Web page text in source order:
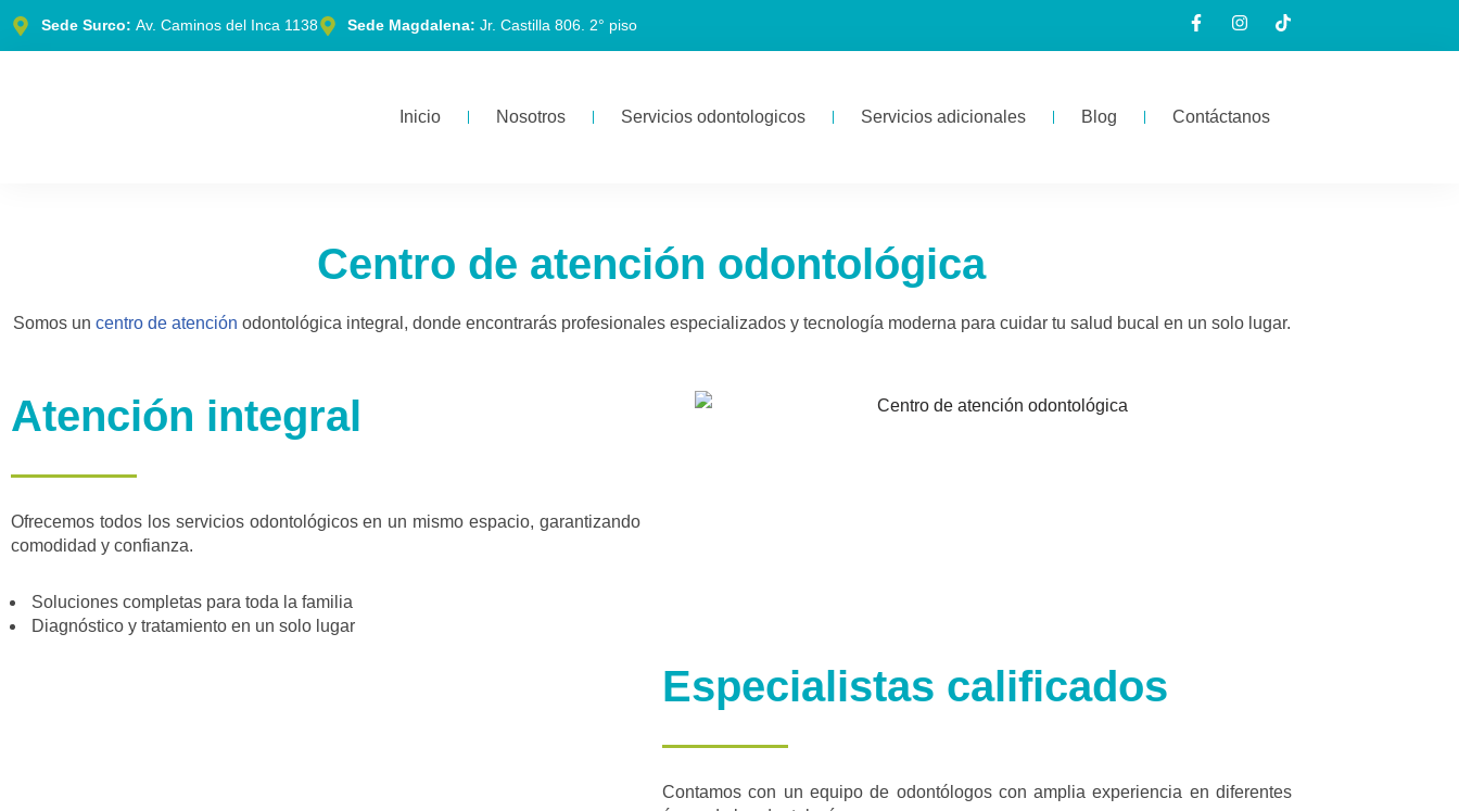
Sede Surco: Av. Caminos del Inca 1138 Sede Magdalena: Jr. Castilla 806. 2° piso
Inicio Nosotros Servicios odontologicos Servicios adicionales Blog Contáctanos
Centro de atención odontológica
Somos un centro de atención odontológica integral, donde encontrarás profesionales especializados y tecnología moderna para cuidar tu salud bucal en un solo lugar.
Atención integral
Ofrecemos todos los servicios odontológicos en un mismo espacio, garantizando
comodidad y confianza.
Soluciones completas para toda la familia
Diagnóstico y tratamiento en un solo lugar
Especialistas calificados
Contamos con un equipo de odontólogos con amplia experiencia en diferentes